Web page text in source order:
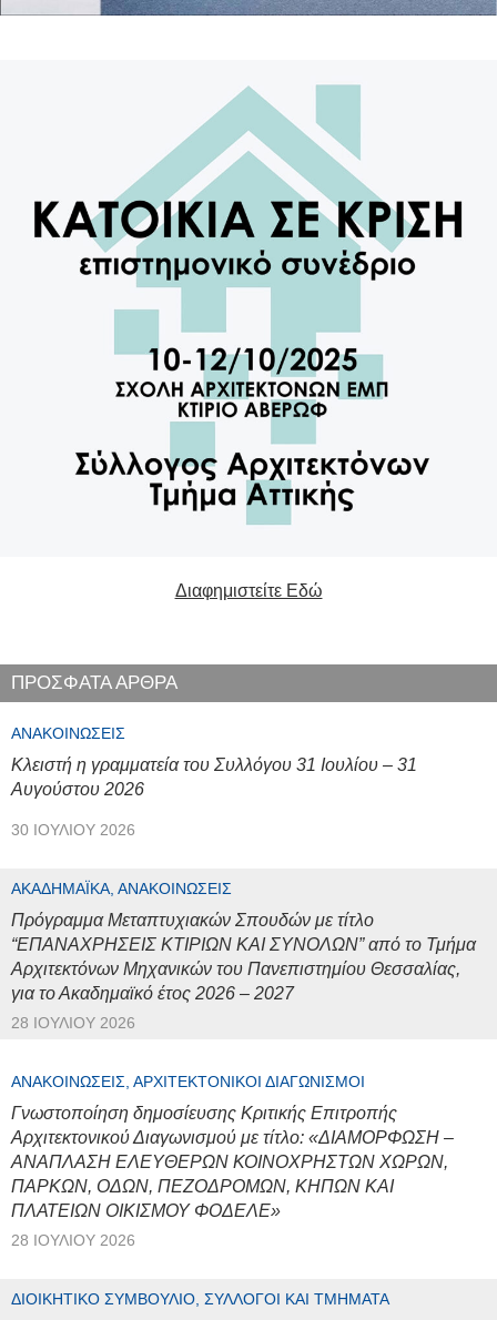
Διαφημιστείτε Εδώ
ΠΡΟΣΦΑΤΑ ΑΡΘΡΑ
ΑΝΑΚΟΙΝΏΣΕΙΣ
Κλειστή η γραμματεία του Συλλόγου 31 Ιουλίου – 31
Αυγούστου 2026
30 ΙΟΥΛΊΟΥ 2026
ΑΚΑΔΗΜΑΪΚΆ, ΑΝΑΚΟΙΝΏΣΕΙΣ
Πρόγραμμα Μεταπτυχιακών Σπουδών με τίτλο
“ΕΠΑΝΑΧΡΗΣΕΙΣ ΚΤΙΡΙΩΝ ΚΑΙ ΣΥΝΟΛΩΝ” από το Τμήμα
Αρχιτεκτόνων Μηχανικών του Πανεπιστημίου Θεσσαλίας,
για το Ακαδημαϊκό έτος 2026 – 2027
28 ΙΟΥΛΊΟΥ 2026
ΑΝΑΚΟΙΝΏΣΕΙΣ, ΑΡΧΙΤΕΚΤΟΝΙΚΟΊ ΔΙΑΓΩΝΙΣΜΟΊ
Γνωστοποίηση δημοσίευσης Κριτικής Επιτροπής
Αρχιτεκτονικού Διαγωνισμού με τίτλο: «ΔΙΑΜΟΡΦΩΣΗ –
ΑΝΑΠΛΑΣΗ ΕΛΕΥΘΕΡΩΝ ΚΟΙΝΟΧΡΗΣΤΩΝ ΧΩΡΩΝ,
ΠΑΡΚΩΝ, ΟΔΩΝ, ΠΕΖΟΔΡΟΜΩΝ, ΚΗΠΩΝ ΚΑΙ
ΠΛΑΤΕΙΩΝ ΟΙΚΙΣΜΟΥ ΦΟΔΕΛΕ»
28 ΙΟΥΛΊΟΥ 2026
ΔΙΟΙΚΗΤΙΚΌ ΣΥΜΒΟΎΛΙΟ, ΣΎΛΛΟΓΟΙ ΚΑΙ ΤΜΉΜΑΤΑ